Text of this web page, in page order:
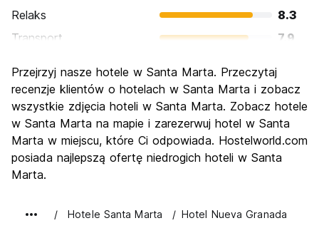
Relaks
8.3
Transport
7.9
Kultura
7.2
Imprezy
7.5
Najlepsza wartość
8.0
Przejrzyj nasze hotele w Santa Marta. Przeczytaj
recenzje klientów o hotelach w Santa Marta i zobacz
wszystkie zdjęcia hoteli w Santa Marta. Zobacz hotele
w Santa Marta na mapie i zarezerwuj hotel w Santa
Marta w miejscu, które Ci odpowiada. Hostelworld.com
posiada najlepszą ofertę niedrogich hoteli w Santa
Marta.
Hotele Santa Marta Hotel Nueva Granada